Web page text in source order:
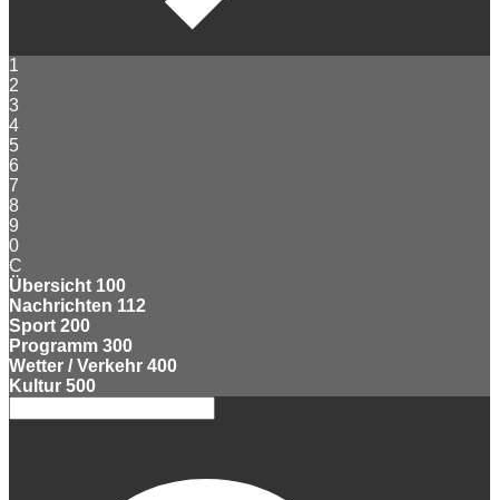
1
2
3
4
5
6
7
8
9
0
C
Übersicht 100
Nachrichten 112
Sport 200
Programm 300
Wetter / Verkehr 400
Kultur 500